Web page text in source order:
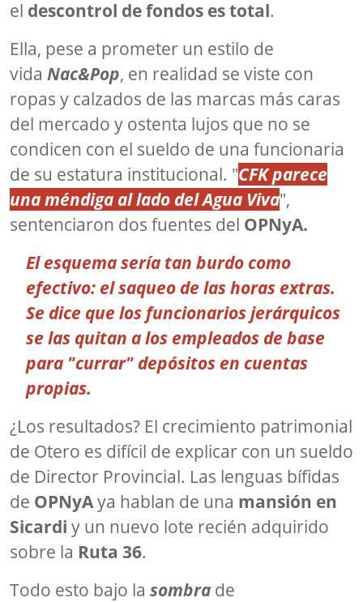
el descontrol de fondos es total.
Ella, pese a prometer un estilo de
vida Nac&Pop, en realidad se viste con
ropas y calzados de las marcas más caras
del mercado y ostenta lujos que no se
condicen con el sueldo de una funcionaria
de su estatura institucional. "CFK parece
una méndiga al lado del Agua Viva",
sentenciaron dos fuentes del OPNyA.
El esquema sería tan burdo como
efectivo: el saqueo de las horas extras.
Se dice que los funcionarios jerárquicos
se las quitan a los empleados de base
para "currar" depósitos en cuentas
propias.
¿Los resultados? El crecimiento patrimonial
de Otero es difícil de explicar con un sueldo
de Director Provincial. Las lenguas bífidas
de OPNyAya hablan de una mansión en
Sicardi y un nuevo lote recién adquirido
sobre la Ruta 36.
Todo esto bajo la sombra de